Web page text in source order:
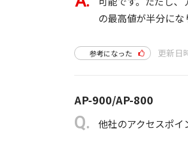
の最高値が半分にな
更新日
参考になった
AP-900/AP-800
他社のアクセスポイ